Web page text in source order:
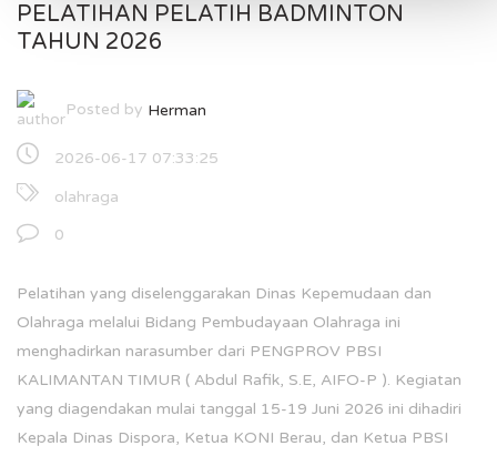
PELATIHAN PELATIH BADMINTON
TAHUN 2026
Posted by Herman
2026-06-17 07:33:25
olahraga
0
Pelatihan yang diselenggarakan Dinas Kepemudaan dan
Olahraga melalui Bidang Pembudayaan Olahraga ini
menghadirkan narasumber dari PENGPROV PBSI
KALIMANTAN TIMUR ( Abdul Rafik, S.E, AIFO-P ). Kegiatan
yang diagendakan mulai tanggal 15-19 Juni 2026 ini dihadiri
Kepala Dinas Dispora, Ketua KONI Berau, dan Ketua PBSI